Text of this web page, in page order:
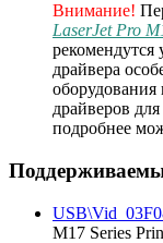
Внимание!
LaserJet Pro
рекомендутся
драйвера
драйверов
подробнее
M17 Series